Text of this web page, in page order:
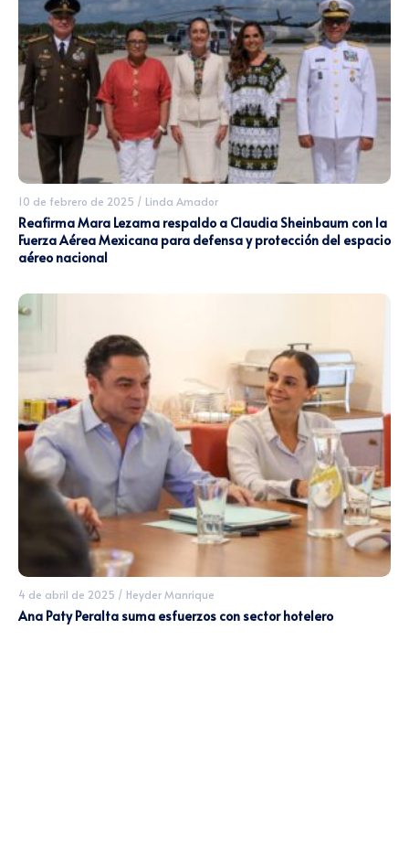
10 de febrero de 2025 / Linda Amador
Reafirma Mara Lezama respaldo a Claudia Sheinbaum con la
Fuerza Aérea Mexicana para defensa y protección del espacio
aéreo nacional
4 de abril de 2025 / Heyder Manrique
Ana Paty Peralta suma esfuerzos con sector hotelero